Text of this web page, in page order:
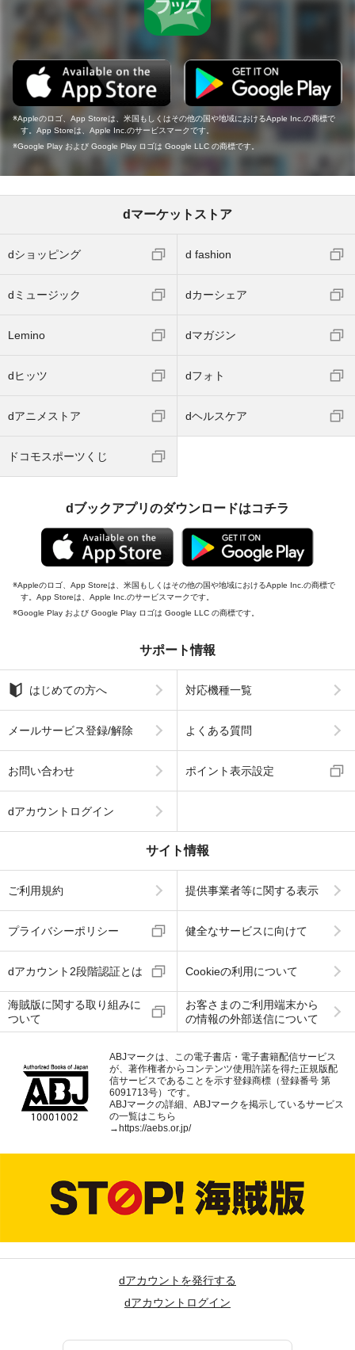
Appleのロゴ、App Storeは、米国もしくはその他の国や地域におけるApple Inc.の商標で
す。App Storeは、Apple Inc.のサービスマークです。
Google Play および Google Play ロゴは Google LLC の商標です。
dマーケットストア
dショッピング d fashion
dミュージック dカーシェア
Lemino dマガジン
dヒッツ dフォト
dアニメストア dヘルスケア
ドコモスポーツくじ
dブックアプリのダウンロードはコチラ
Appleのロゴ、App Storeは、米国もしくはその他の国や地域におけるApple Inc.の商標で
す。App Storeは、Apple Inc.のサービスマークです。
Google Play および Google Play ロゴは Google LLC の商標です。
サポート情報
はじめての方へ 対応機種一覧
メールサービス登録/解除 よくある質問
お問い合わせ ポイント表示設定
dアカウントログイン
サイト情報
ご利用規約 提供事業者等に関する表示
プライバシーポリシー 健全なサービスに向けて
dアカウント2段階認証とは Cookieの利用について
海賊版に関する取り組みに
ついて
お客さまのご利用端末から
の情報の外部送信について
ABJマークは、この電子書店・電子書籍配信サービス
が、著作権者からコンテンツ使用許諾を得た正規版配
信サービスであることを示す登録商標（登録番号 第
6091713号）です。
ABJマークの詳細、ABJマークを掲示しているサービス
の一覧はこちら
→ https://aebs.or.jp/
dアカウントを発行する
dアカウントログイン